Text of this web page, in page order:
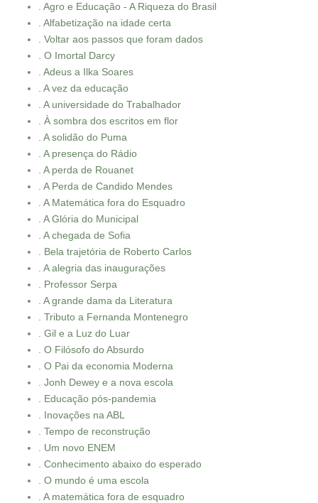
. Agro e Educação - A Riqueza do Brasil
. Alfabetização na idade certa
. Voltar aos passos que foram dados
. O Imortal Darcy
. Adeus a Ilka Soares
. A vez da educação
. A universidade do Trabalhador
. À sombra dos escritos em flor
. A solidão do Puma
. A presença do Rádio
. A perda de Rouanet
. A Perda de Candido Mendes
. A Matemática fora do Esquadro
. A Glória do Municipal
. A chegada de Sofia
. Bela trajetória de Roberto Carlos
. A alegria das inaugurações
. Professor Serpa
. A grande dama da Literatura
. Tributo a Fernanda Montenegro
. Gil e a Luz do Luar
. O Filósofo do Absurdo
. O Pai da economia Moderna
. Jonh Dewey e a nova escola
. Educação pós-pandemia
. Inovações na ABL
. Tempo de reconstrução
. Um novo ENEM
. Conhecimento abaixo do esperado
. O mundo é uma escola
. A matemática fora de esquadro